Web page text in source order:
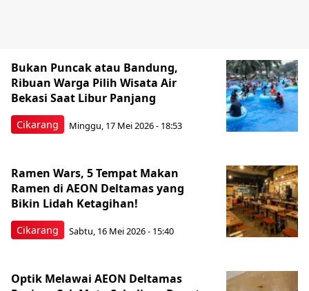
Cikarang
Bukan Puncak atau Bandung,
Ribuan Warga Pilih Wisata Air
Bekasi Saat Libur Panjang
Minggu, 17 Mei 2026 - 18:53
Cikarang
Ramen Wars, 5 Tempat Makan
Ramen di AEON Deltamas yang
Bikin Lidah Ketagihan!
Sabtu, 16 Mei 2026 - 15:40
Optik Melawai AEON Deltamas